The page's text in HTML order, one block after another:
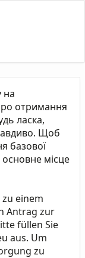
на
отримання
ласка,
Щоб
базової
місце
einem
Antrag zur
füllen Sie
aus. Um
zu